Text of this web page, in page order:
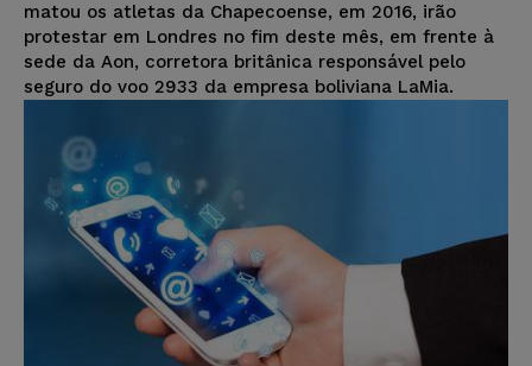
matou os atletas da Chapecoense, em 2016, irão
protestar em Londres no fim deste mês, em frente à
sede da Aon, corretora britânica responsável pelo
seguro do voo 2933 da empresa boliviana LaMia.